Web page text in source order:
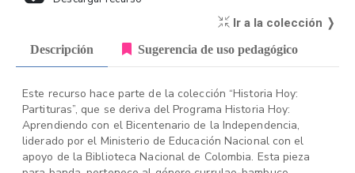
Ir a la colección ❭
Descripción Sugerencia de uso pedagógico
Este recurso hace parte de la colección “Historia Hoy:
Partituras”, que se deriva del Programa Historia Hoy:
Aprendiendo con el Bicentenario de la Independencia,
liderado por el Ministerio de Educación Nacional con el
apoyo de la Biblioteca Nacional de Colombia. Esta pieza